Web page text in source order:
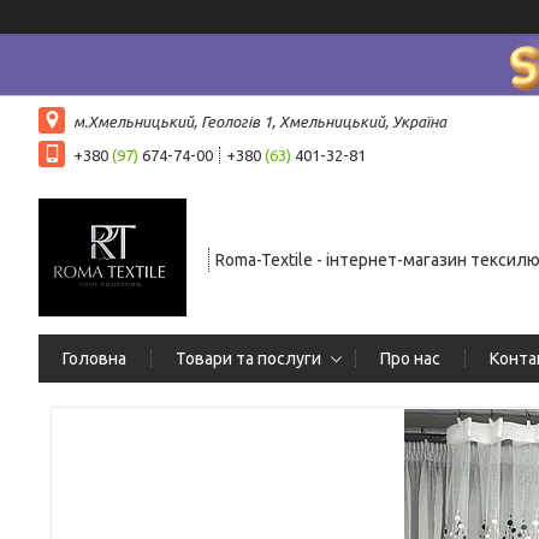
м.Хмельницький, Геологів 1, Хмельницький, Україна
+380 (97) 674-74-00 +380 (63) 401-32-81
Roma-Textile - інтернет-магазин тексилю
Головна Товари та послуги Про нас